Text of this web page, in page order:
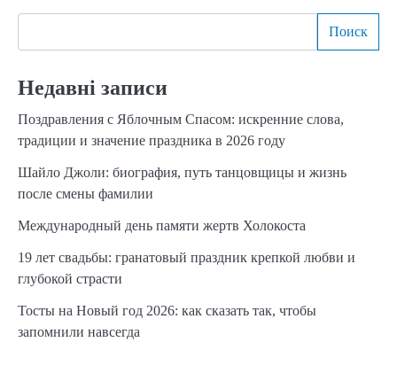
Поиск
Недавні записи
Поздравления с Яблочным Спасом: искренние слова,
традиции и значение праздника в 2026 году
Шайло Джоли: биография, путь танцовщицы и жизнь
после смены фамилии
Международный день памяти жертв Холокоста
19 лет свадьбы: гранатовый праздник крепкой любви и
глубокой страсти
Тосты на Новый год 2026: как сказать так, чтобы
запомнили навсегда